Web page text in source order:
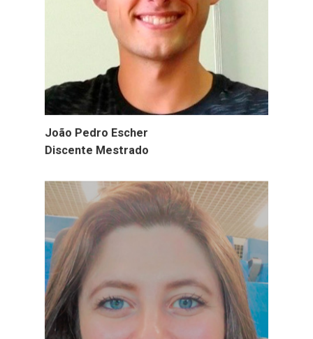
João Pedro Escher
Discente Mestrado